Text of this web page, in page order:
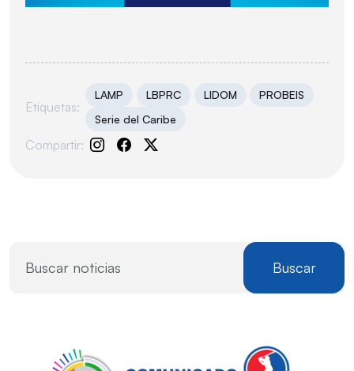
Etiquetas:
LAMP LBPRC LIDOM
PROBEIS
Serie del Caribe
Compartir:
Buscar